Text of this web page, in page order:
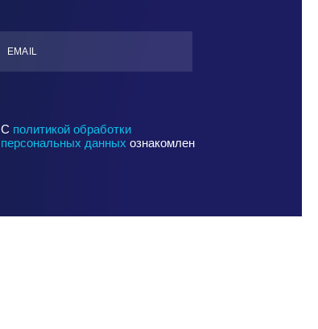
ЕMАIL
C политикой обработки
персональных данных ознакомлен